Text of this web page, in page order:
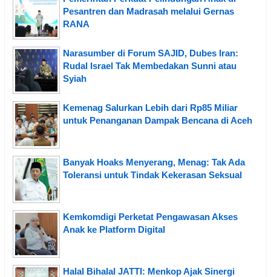
Pesantren dan Madrasah melalui Gernas
RANA
Narasumber di Forum SAJID, Dubes Iran:
Rudal Israel Tak Membedakan Sunni atau
Syiah
Kemenag Salurkan Lebih dari Rp85 Miliar
untuk Penanganan Dampak Bencana di Aceh
Banyak Hoaks Menyerang, Menag: Tak Ada
Toleransi untuk Tindak Kekerasan Seksual
Kemkomdigi Perketat Pengawasan Akses
Anak ke Platform Digital
Halal Bihalal JATTI: Menkop Ajak Sinergi